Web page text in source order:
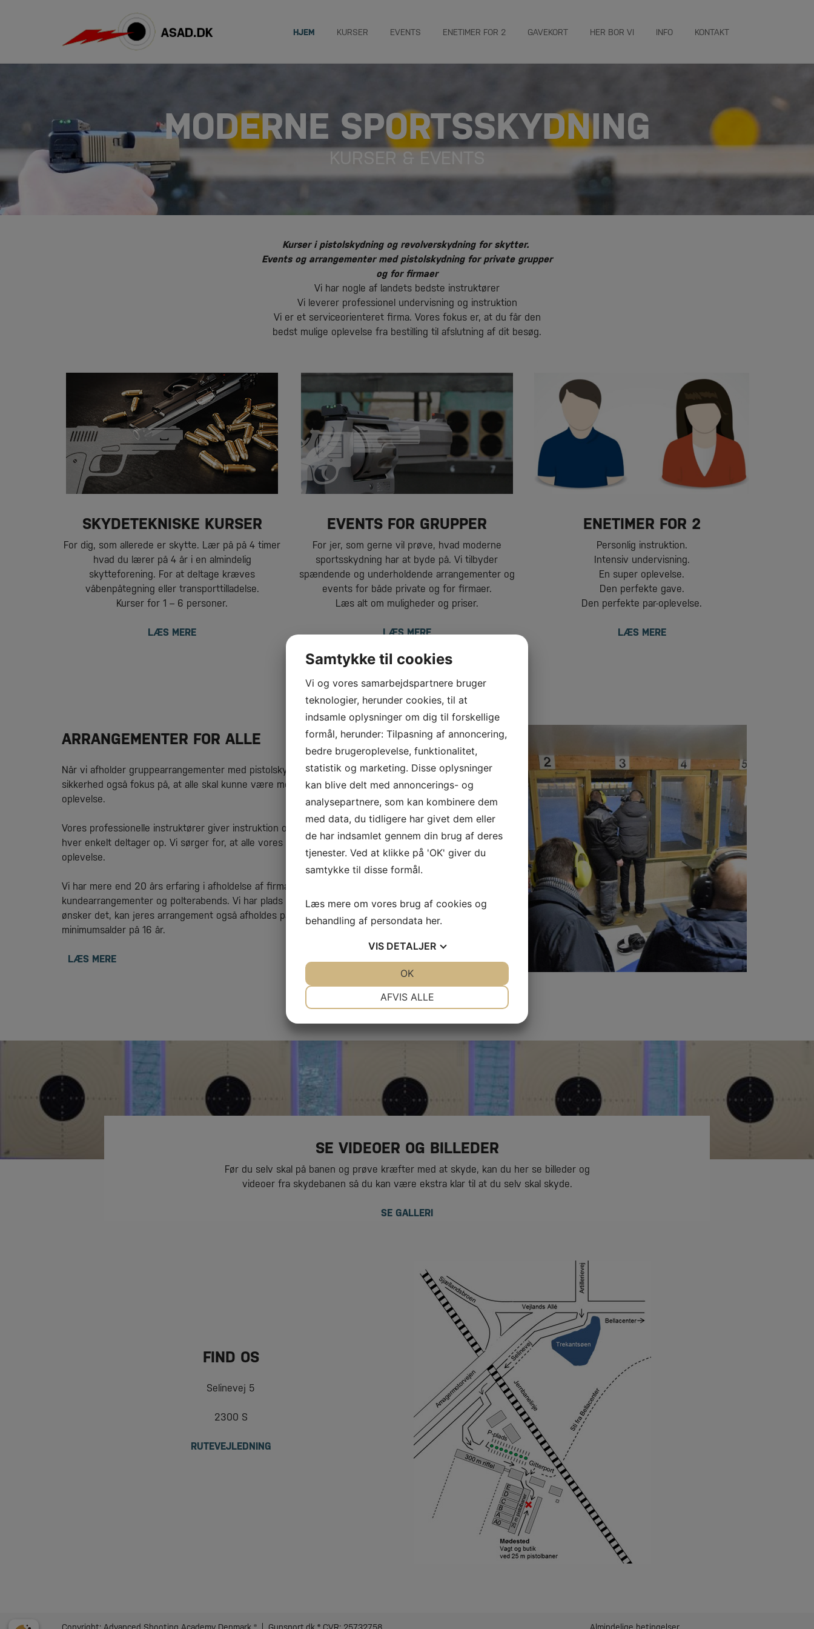
HJEM KURSER EVENTS ENETIMER FOR 2 GAVEKORT HER BOR VI INFO KONTAKT
MODERNE SPORTSSKYDNING
KURSER & EVENTS
Kurser i pistolskydning og revolverskydning for skytter.
Events og arrangementer med pistolskydning for private grupper
og for firmaer
Vi har nogle af landets bedste instruktører
Vi leverer professionel undervisning og instruktion
Vi er et serviceorienteret firma. Vores fokus er, at du får den
bedst mulige oplevelse fra bestilling til afslutning af dit besøg.
SKYDETEKNISKE KURSER
For dig, som allerede er skytte. Lær på på 4 timer
hvad du lærer på 4 år i en almindelig
skytteforening. For at deltage kræves
våbenpåtegning eller transporttilladelse.
Kurser for 1 – 6 personer.
LÆS MERE
EVENTS FOR GRUPPER
For jer, som gerne vil prøve, hvad moderne
sportsskydning har at byde på. Vi tilbyder
spændende og underholdende arrangementer og
events for både private og for firmaer.
Læs alt om muligheder og priser.
LÆS MERE
ENETIMER FOR 2
Personlig instruktion.
Intensiv undervisning.
En super oplevelse.
Den perfekte gave.
Den perfekte par-oplevelse.
LÆS MERE
ARRANGEMENTER FOR ALLE
Når vi afholder gruppearrangementer med pistolskydning, har vi udover
sikkerhed også fokus på, at alle skal kunne være med og få en god
oplevelse.
​Vores professionelle instruktører giver instruktion og vejledning og bakker
hver enkelt deltager op. Vi sørger for, at alle vores gæster får en rigtig god
oplevelse.
Vi har mere end 20 års erfaring i afholdelse af firmaevents,
kundearrangementer og polterabends. Vi har plads til 8 deltagere. Hvis I
ønsker det, kan jeres arrangement også afholdes på engelsk. Vi har en
minimumsalder på 16 år.
LÆS MERE
SE VIDEOER OG BILLEDER
Før du selv skal på banen og prøve kræfter med at skyde, kan du her se billeder og
videoer fra skydebanen så du kan være ekstra klar til at du selv skal skyde.
SE GALLERI
FIND OS
Selinevej 5
2300 S
RUTEVEJLEDNING
Copyright: Advanced Shooting Academy Denmark ® | Gunsport.dk ® CVR: 25732758 Almindelige betingelser
Samtykke til cookies
Vi og vores samarbejdspartnere bruger
teknologier, herunder cookies, til at
indsamle oplysninger om dig til forskellige
formål, herunder: Tilpasning af annoncering,
bedre brugeroplevelse, funktionalitet,
statistik og marketing. Disse oplysninger
kan blive delt med annoncerings- og
analysepartnere, som kan kombinere dem
med data, du tidligere har givet dem eller
de har indsamlet gennem din brug af deres
tjenester. Ved at klikke på 'OK' giver du
samtykke til disse formål.
Læs mere om vores brug af cookies og
behandling af persondata her.
VIS DETALJER
AFVIS ALLE
OK